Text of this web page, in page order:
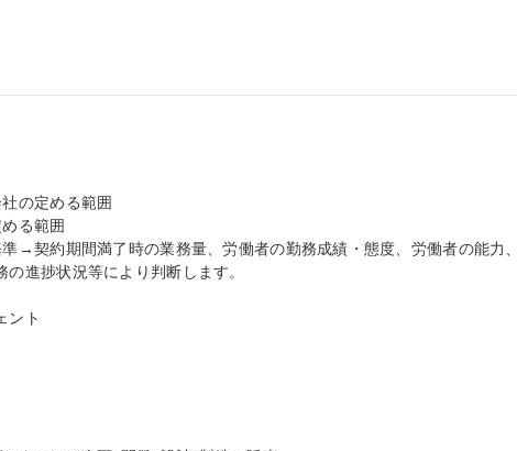
の定める範囲
る範囲
→契約期間満了時の業務量、労働者の勤務成績・態度、労働者の能力
進捗状況等により判断します。
ント